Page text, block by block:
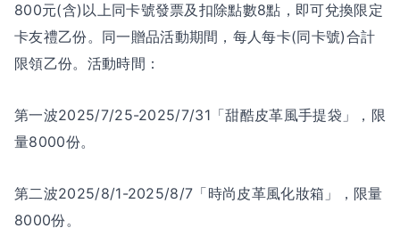
800元(含)以上同卡號發票及扣除點數8點，即可兌換限定
卡友禮乙份。同一贈品活動期間，每人每卡(同卡號)合計
限領乙份。活動時間：
第一波2025/7/25-2025/7/31「甜酷皮革風手提袋」，限
量8000份。
第二波2025/8/1-2025/8/7「時尚皮革風化妝箱」，限量
8000份。